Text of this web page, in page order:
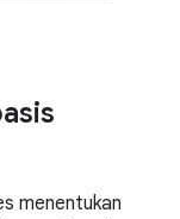
menentukan